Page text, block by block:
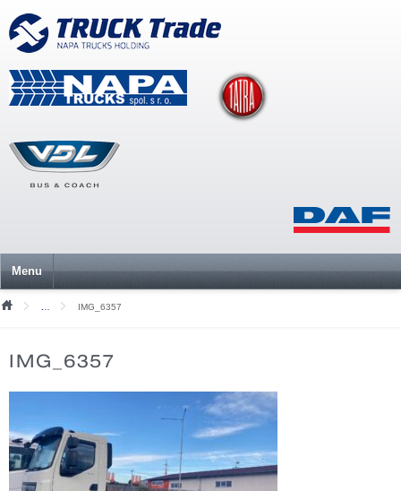
Menu
Mediální soubory
IMG_6357
IMG_6357